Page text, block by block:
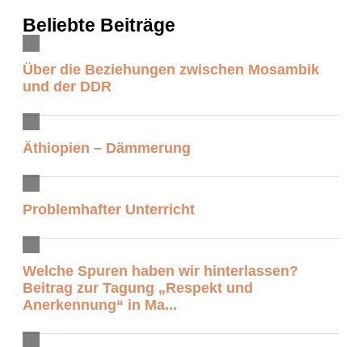
Beliebte Beiträge
Über die Beziehungen zwischen Mosambik
und der DDR
Äthiopien – Dämmerung
Problemhafter Unterricht
Welche Spuren haben wir hinterlassen?
Beitrag zur Tagung „Respekt und
Anerkennung“ in Ma...